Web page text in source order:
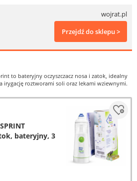
wojrat.pl
Przejdź do sklepu >
to bateryjny oczyszczacz nosa i zatok, idealny
irygację roztworami soli oraz lekami wziewnymi.
bateryjny, 3